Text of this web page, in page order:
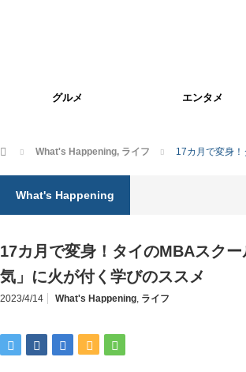
グルメ エンタメ
ホーム What's Happening, ライフ 17カ月で変身
What's Happening
17カ月で変身！タイのMBAスク
気」に火が付く学びのススメ
2023/4/14 What's Happening, ライフ